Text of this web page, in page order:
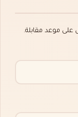
على موعد مقابلة.